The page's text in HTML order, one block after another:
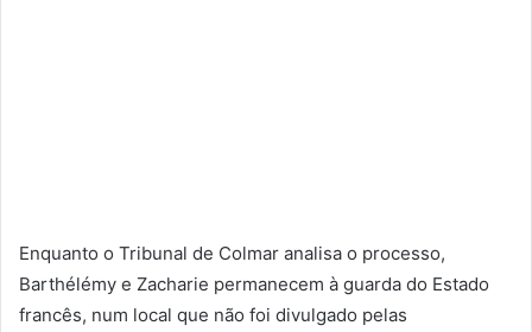
Enquanto o Tribunal de Colmar analisa o processo,
Barthélémy e Zacharie permanecem à guarda do Estado
francês, num local que não foi divulgado pelas